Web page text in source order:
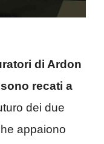
di Ardon
recati a
dei due
appaiono